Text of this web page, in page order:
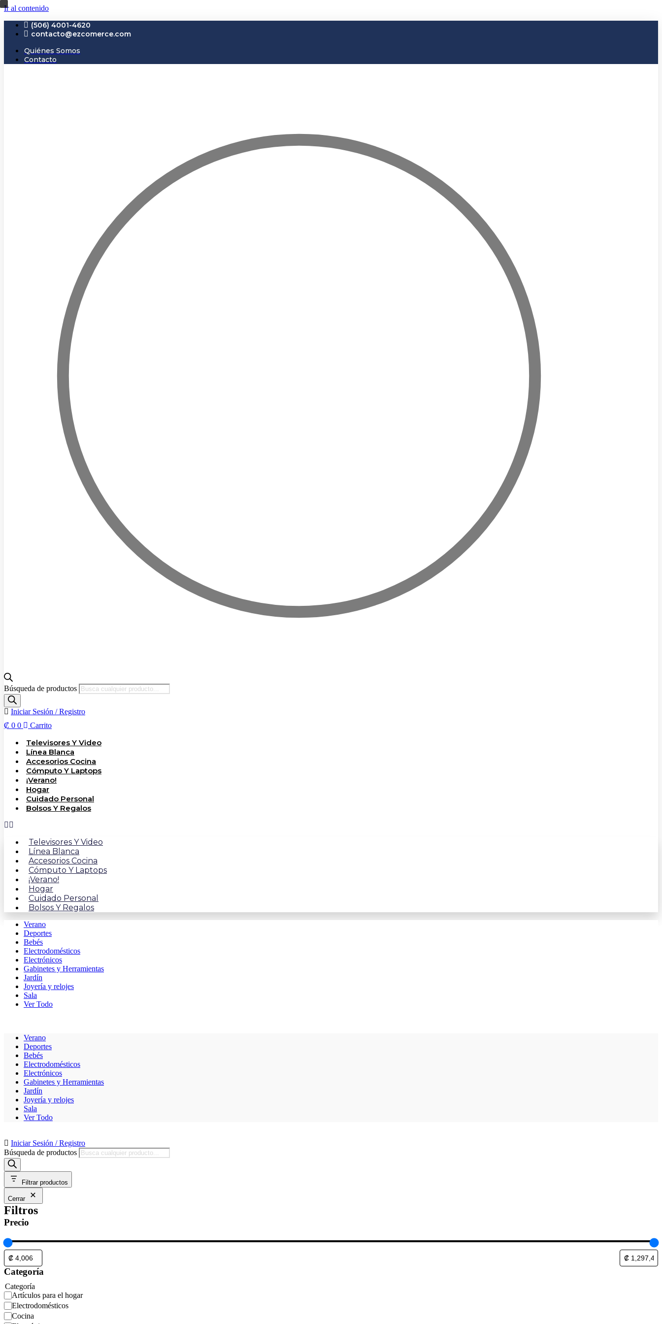
Ir al contenido
(506) 4001-4620
contacto@ezcomerce.com
Quiénes Somos
Contacto
Búsqueda de productos
Iniciar Sesión / Registro
₡ 0 0 Carrito
Televisores Y Video
Línea Blanca
Accesorios Cocina
Cómputo Y Laptops
¡Verano!
Hogar
Cuidado Personal
Bolsos Y Regalos
Televisores Y Video
Línea Blanca
Accesorios Cocina
Cómputo Y Laptops
¡Verano!
Hogar
Cuidado Personal
Bolsos Y Regalos
Verano
Deportes
Bebés
Electrodomésticos
Electrónicos
Gabinetes y Herramientas
Jardín
Joyería y relojes
Sala
Ver Todo
Verano
Deportes
Bebés
Electrodomésticos
Electrónicos
Gabinetes y Herramientas
Jardín
Joyería y relojes
Sala
Ver Todo
Iniciar Sesión / Registro
Búsqueda de productos
Filtrar productos
Cerrar
Filtros
Precio
Categoría
Categoría
Artículos para el hogar
Electrodomésticos
Cocina